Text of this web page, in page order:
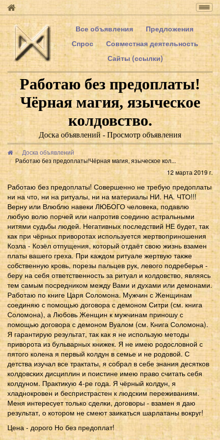
Все объявления
Предложения
Спрос
Совместная деятельность
Сайты (ссылки)
Работаю без предоплаты!
Чёрная магия, языческое
колдовство.
Доска объявлений - Просмотр объявления
Доска объявлений
Работаю без предоплаты!Чёрная магия, языческое кол...
12 марта 2019 г.
Работаю без предоплаты! Совершенно не требую предоплаты
ни на что, ни на ритуалы, ни на материалы НИ. НА. ЧТО!!!
Верну или Влюблю навеки ЛЮБОГО человека, подавлю
любую волю порчей или напротив соединю астральными
нитями судьбы людей. Негативных последствий НЕ будет, так
как при чёрных приворотах используется жертвоприношения
Козла - Козёл отпущения, который отдаёт свою жизнь взамен
платы вашего греха. При каждом ритуале жертвую также
собственную кровь, порезы пальцев рук, левого подреберья -
беру на себя ответственность за ритуал и колдовство, являясь
тем самым посредником между Вами и духами или демонами.
Работаю по книге Царя Соломона. Мужчин с Женщинам
соединяю с помощью договора с демоном Ситри (см. книга
Соломона), а Любовь Женщин к мужчинам приношу с
помощью договора с демоном Вуалом (см. Книга Соломона).
Я гарантирую результат, так как я не использую методы
приворота из бульварных книжек. Я не имею родословной с
пятого колена я первый колдун в семье и не родовой. С
детства изучал все трактаты, я собрал в себе знания десятков
колдовских дисциплин и поистине имею право считать себя
колдуном. Практикую 4-ре года. Я чёрный колдун, я
хладнокровен и беспристрастен к людским переживаниям.
Меня интересует только сделки, договоры - взамен я даю
результат, о котором не смеют заикаться шарлатаны вокруг!
Цена - дорого Но без предоплат!